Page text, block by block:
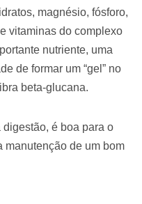
magnésio, fósforo,
vitaminas do complexo
nutriente, uma
de formar um “gel” no
beta-glucana.
é boa para o
de um bom